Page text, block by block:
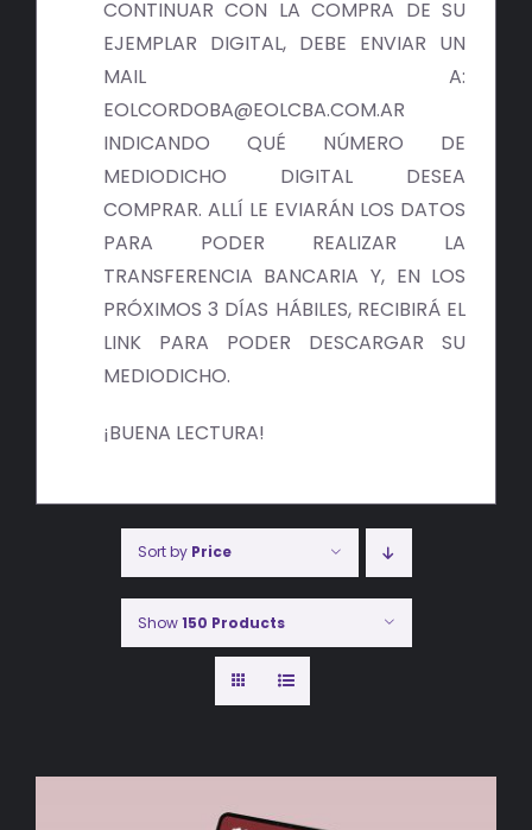
CONTINUAR CON LA COMPRA DE SU
EJEMPLAR DIGITAL, DEBE ENVIAR UN
MAIL A:
EOLCORDOBA@EOLCBA.COM.AR
INDICANDO QUÉ NÚMERO DE
MEDIODICHO DIGITAL DESEA
COMPRAR. ALLÍ LE EVIARÁN LOS DATOS
PARA PODER REALIZAR LA
TRANSFERENCIA BANCARIA Y, EN LOS
PRÓXIMOS 3 DÍAS HÁBILES, RECIBIRÁ EL
LINK PARA PODER DESCARGAR SU
MEDIODICHO.
¡BUENA LECTURA!
Sort by Price
Show150 Products